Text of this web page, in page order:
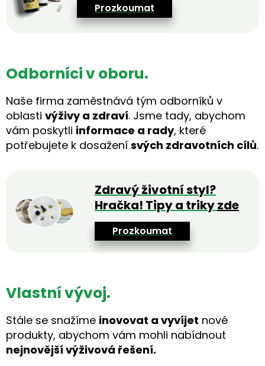
Prozkoumat
Odborníci v oboru.
Naše firma zaměstnává tým odborníků v
oblasti výživy a zdraví. Jsme tady, abychom
vám poskytli informace a rady, které
potřebujete k dosažení svých zdravotních cílů.
Zdravý životní styl?
Hračka! Tipy a trikyzde
Prozkoumat
Vlastní vývoj.
Stále se snažíme inovovat a vyvíjet nové
produkty, abychom vám mohli nabídnout
nejnovější výživová řešení.